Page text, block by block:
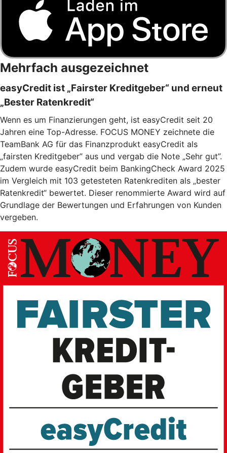
Mehrfach ausgezeichnet
easyCredit ist „Fairster Kreditgeber“ und erneut
„Bester Ratenkredit“
Wenn es um Finanzierungen geht, ist easyCredit seit 20
Jahren eine Top-Adresse. FOCUS MONEY zeichnete die
TeamBank AG für das Finanzprodukt easyCredit als
„fairsten Kreditgeber” aus und vergab die Note „Sehr gut”.
Zudem wurde easyCredit beim BankingCheck Award 2025
im Vergleich mit 103 getesteten Ratenkrediten als „bester
Ratenkredit“ bewertet. Dieser renommierte Award wird auf
Grundlage der Bewertungen und Erfahrungen von Kunden
vergeben.